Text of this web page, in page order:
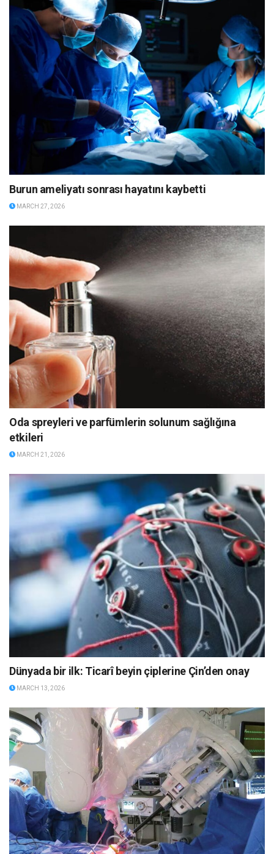
Burun ameliyatı sonrası hayatını kaybetti
MARCH 27, 2026
Oda spreyleri ve parfümlerin solunum sağlığına
etkileri
MARCH 21, 2026
Dünyada bir ilk: Ticarî beyin çiplerine Çin’den onay
MARCH 13, 2026